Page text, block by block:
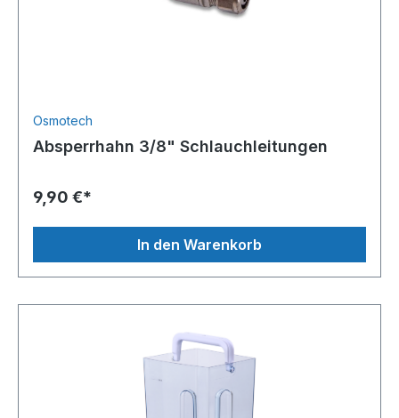
Osmotech
Absperrhahn 3/8" Schlauchleitungen
9,90 €*
In den Warenkorb